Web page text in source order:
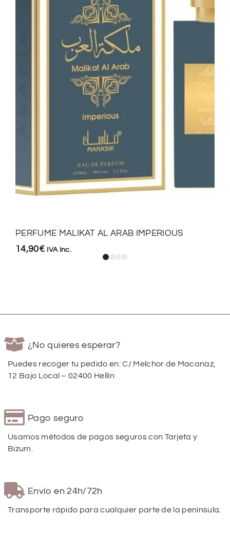
PERFUME MALIKAT AL ARAB IMPERIOUS
14,90€ IVA Inc.
¿No quieres esperar?
Puedes recoger tu pedido en: C/ Melchor de Macanaz,
12 Bajo Local – 02400 Hellín
Pago seguro
Usamos métodos de pagos seguros con Tarjeta y
Bizum.
Envío en 24h/72h
Transporte rápido para cualquier parte de la península.